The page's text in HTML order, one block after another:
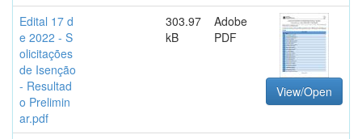
Edital 17 d
e 2022 - S
olicitações
de Isenção
- Resultad
o Prelimin
ar.pdf
303.97
kB
Adobe
PDF
View/Open